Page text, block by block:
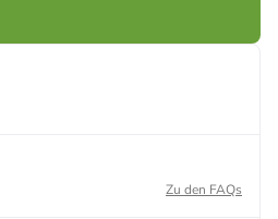
Zu den FAQs